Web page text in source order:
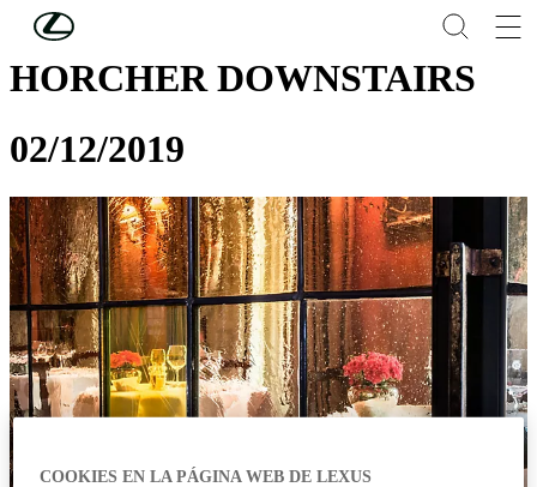
Skip to Main Content
HORCHER DOWNSTAIRS
02/12/2019
COOKIES EN LA PÁGINA WEB DE LEXUS